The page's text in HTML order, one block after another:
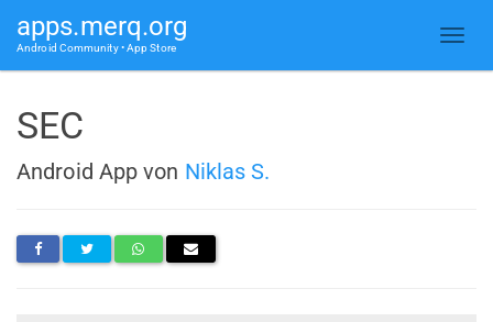
apps.merq.org
Android Community • App Store
SEC
Android App von Niklas S.